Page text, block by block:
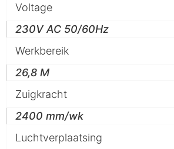
Voltage
230V AC 50/60Hz
Werkbereik
26,8 M
Zuigkracht
2400 mm/wk
Luchtverplaatsing